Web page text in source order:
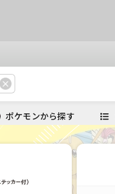
ポケモンから探す